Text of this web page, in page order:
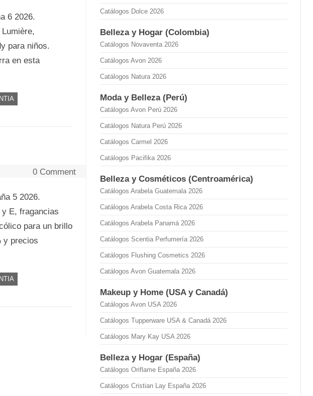
6 2026.
para niños.
en esta
0 Comment
5 2026.
E, fragancias
para un brillo
y precios
Catálogos Dolce 2026
Belleza y Hogar (Colombia)
Catálogos Novaventa 2026
Catálogos Avon 2026
Catálogos Natura 2026
Moda y Belleza (Perú)
Catálogos Avon Perú 2026
Catálogos Natura Perú 2026
Catálogos Carmel 2026
Catálogos Pacifika 2026
Belleza y Cosméticos (Centroamérica)
Catálogos Arabela Guatemala 2026
Catálogos Arabela Costa Rica 2026
Catálogos Arabela Panamá 2026
Catálogos Scentia Perfumería 2026
Catálogos Flushing Cosmetics 2026
Catálogos Avon Guatemala 2026
Makeup y Home (USA y Canadá)
Catálogos Avon USA 2026
Catálogos Tupperware USA & Canadá 2026
Catálogos Mary Kay USA 2026
Belleza y Hogar (España)
Catálogos Oriflame España 2026
Catálogos Cristian Lay España 2026